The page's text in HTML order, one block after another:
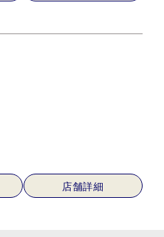
店舗詳細